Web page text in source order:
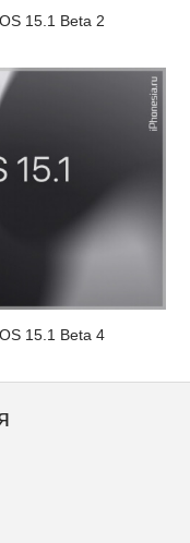
15.1 Beta 2
15.1 Beta 4